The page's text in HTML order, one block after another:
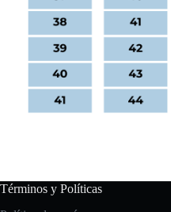
Términos y Políticas